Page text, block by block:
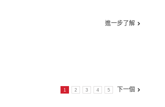
進一步了解
1 2 3 4 5 下一個